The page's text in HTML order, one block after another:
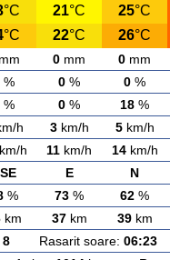
°C 21°C 25°C
°C 22°C 26°C
mm 0 mm 0 mm
% 0 % 0 %
% 0 % 18 %
h 3km/h 5km/h
h 11 km/h 14km/h
E N
% 73 % 62 %
km 37km 39km
8Rasarit soare: 06:23